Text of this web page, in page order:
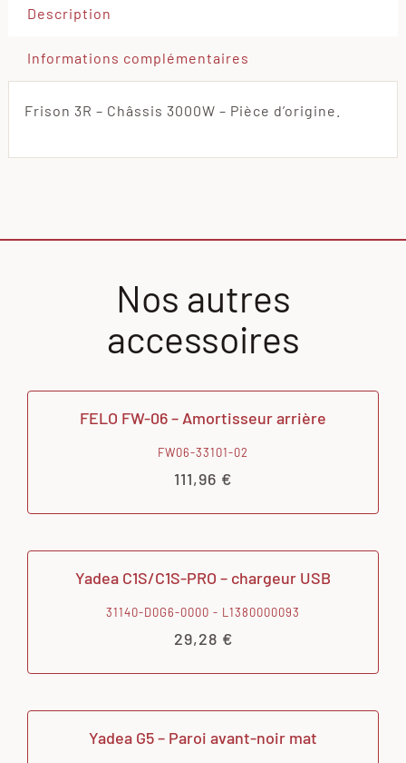
Description
Informations complémentaires
Frison 3R – Châssis 3000W – Pièce d’origine.
Nos autres
accessoires
FELO FW-06 – Amortisseur arrière
FW06-33101-02
111,96 €
Yadea C1S/C1S-PRO – chargeur USB
31140-D0G6-0000 - L1380000093
29,28 €
Yadea G5 – Paroi avant-noir mat